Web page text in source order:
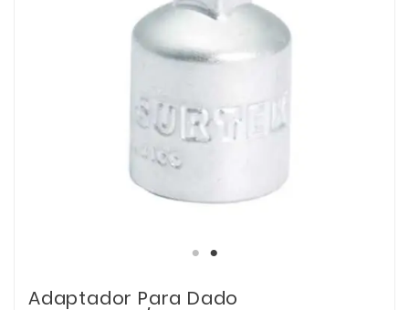
Adaptador Para Dado